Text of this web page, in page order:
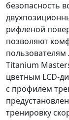
безопасность
рифленой
позволяют
Titanium
цветным LCD-
с профилем
тренировку